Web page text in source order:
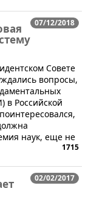
07/12/2018
Совете
вопросы,
в Российской
наук, еще не
1715
02/02/2017